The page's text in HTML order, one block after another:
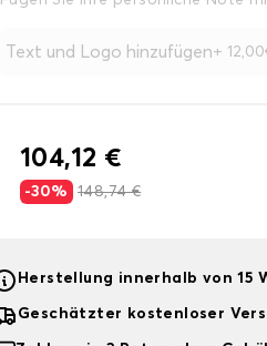
Text und Logo hinzufügen +
104,12 €
-30% 148,74 €
Herstellung innerhalb von 15
Geschätzter kostenloser